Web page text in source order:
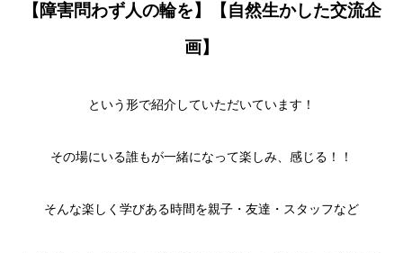
【障害問わず人の輪を】【自然生かした交流企
画】
という形で紹介していただいています！
その場にいる誰もが一緒になって楽しみ、感じる！！
そんな楽しく学びある時間を親子・友達・スタッフなど